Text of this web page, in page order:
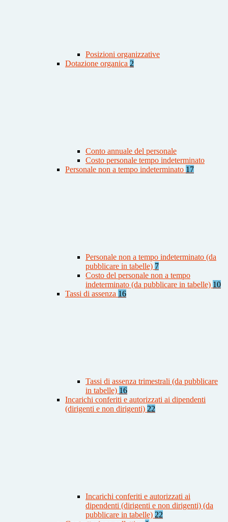
Posizioni organizzative
Dotazione organica 2
Conto annuale del personale
Costo personale tempo indeterminato
Personale non a tempo indeterminato 17
Personale non a tempo indeterminato (da
pubblicare in tabelle) 7
Costo del personale non a tempo
indeterminato (da pubblicare in tabelle) 10
Tassi di assenza 16
Tassi di assenza trimestrali (da pubblicare
in tabelle) 16
Incarichi conferiti e autorizzati ai dipendenti
(dirigenti e non dirigenti) 22
Incarichi conferiti e autorizzati ai
dipendenti (dirigenti e non dirigenti) (da
pubblicare in tabelle) 22